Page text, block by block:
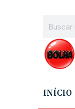
INÍCIO